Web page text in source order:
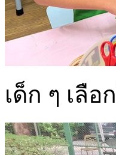
เด็ก ๆ เลื